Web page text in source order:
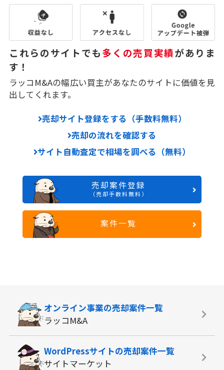
これらのサイトでも多くの売買実績がありま
す！
ラッコM&Aの幅広い買主があなたのサイトに価値を見
出してくれます。
売却サイト登録をする（手数料無料）
売却の流れを確認する
サイト自動査定で相場を調べる（無料）
売却案件登録
（売却手数料無料）
案件一覧
オンライン事業の売却案件一覧
ラッコM&A
WordPressサイトの売却案件一覧
サイトマーケット